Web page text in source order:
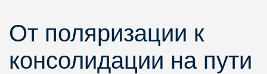
От поляризации к
консолидации на пути